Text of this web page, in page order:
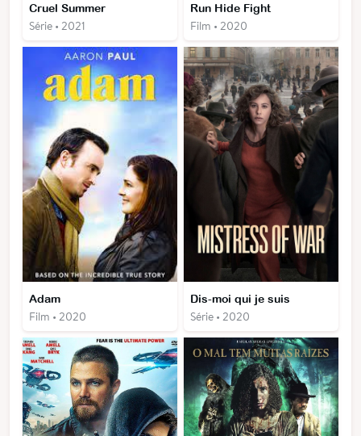
Cruel Summer
Série • 2021
Run Hide Fight
Film • 2020
Adam
Film • 2020
Dis-moi qui je suis
Série • 2020